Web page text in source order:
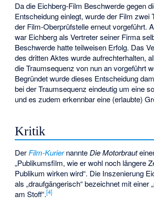
Da die Eichberg-Film Beschwerde gegen
Entscheidung einlegt, wurde der Film zwei
der Film-Oberprüfstelle erneut vorgeführt.
war Eichberg als Vertreter seiner Firma
Beschwerde hatte teilweisen Erfolg. Das
des dritten Aktes wurde aufrechterhalten,
die Traumsequenz von nun an vorgeführt
Begründet wurde dieses Entscheidung
bei der Traumsequenz eindeutig um eine
und es zudem erkennbar eine (erlaubte)
Kritik
Der Film-KuriernannteDie Motorbraut
„Publikumsfilm, wie er wohl noch längere
Publikum wirken wird“. Die Inszenierung
als „draufgängerisch“ bezeichnet mit einer
am Stoff“.[4]